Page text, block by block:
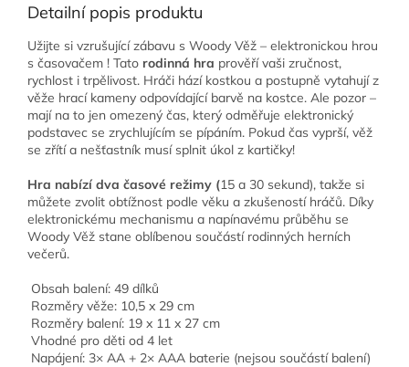
Detailní popis produktu
Užijte si vzrušující zábavu s Woody Věž – elektronickou hrou
s časovačem ! Tato rodinná hra prověří vaši zručnost,
rychlost i trpělivost. Hráči hází kostkou a postupně vytahují z
věže hrací kameny odpovídající barvě na kostce. Ale pozor –
mají na to jen omezený čas, který odměřuje elektronický
podstavec se zrychlujícím se pípáním. Pokud čas vyprší, věž
se zřítí a nešťastník musí splnit úkol z kartičky!
Hra nabízí dva časové režimy (15 a 30 sekund), takže si
můžete zvolit obtížnost podle věku a zkušeností hráčů. Díky
elektronickému mechanismu a napínavému průběhu se
Woody Věž stane oblíbenou součástí rodinných herních
večerů.
Obsah balení: 49 dílků
Rozměry věže: 10,5 x 29 cm
Rozměry balení: 19 x 11 x 27 cm
Vhodné pro děti od 4 let
Napájení: 3× AA + 2× AAA baterie (nejsou součástí balení)